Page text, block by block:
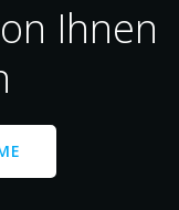
Ihnen